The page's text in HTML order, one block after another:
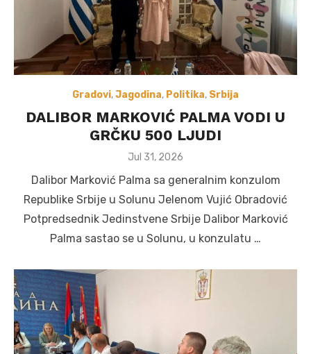
Gradovi,Jagodina, Politika, Srbija
DALIBOR MARKOVIĆ PALMA VODI U
GRČKU 500 LJUDI
Posted
Jul 31, 2026
Dalibor Marković Palma sa generalnim konzulom
Republike Srbije u Solunu Jelenom Vujić Obradović
Potpredsednik Jedinstvene Srbije Dalibor Marković
Palma sastao se u Solunu, u konzulatu …